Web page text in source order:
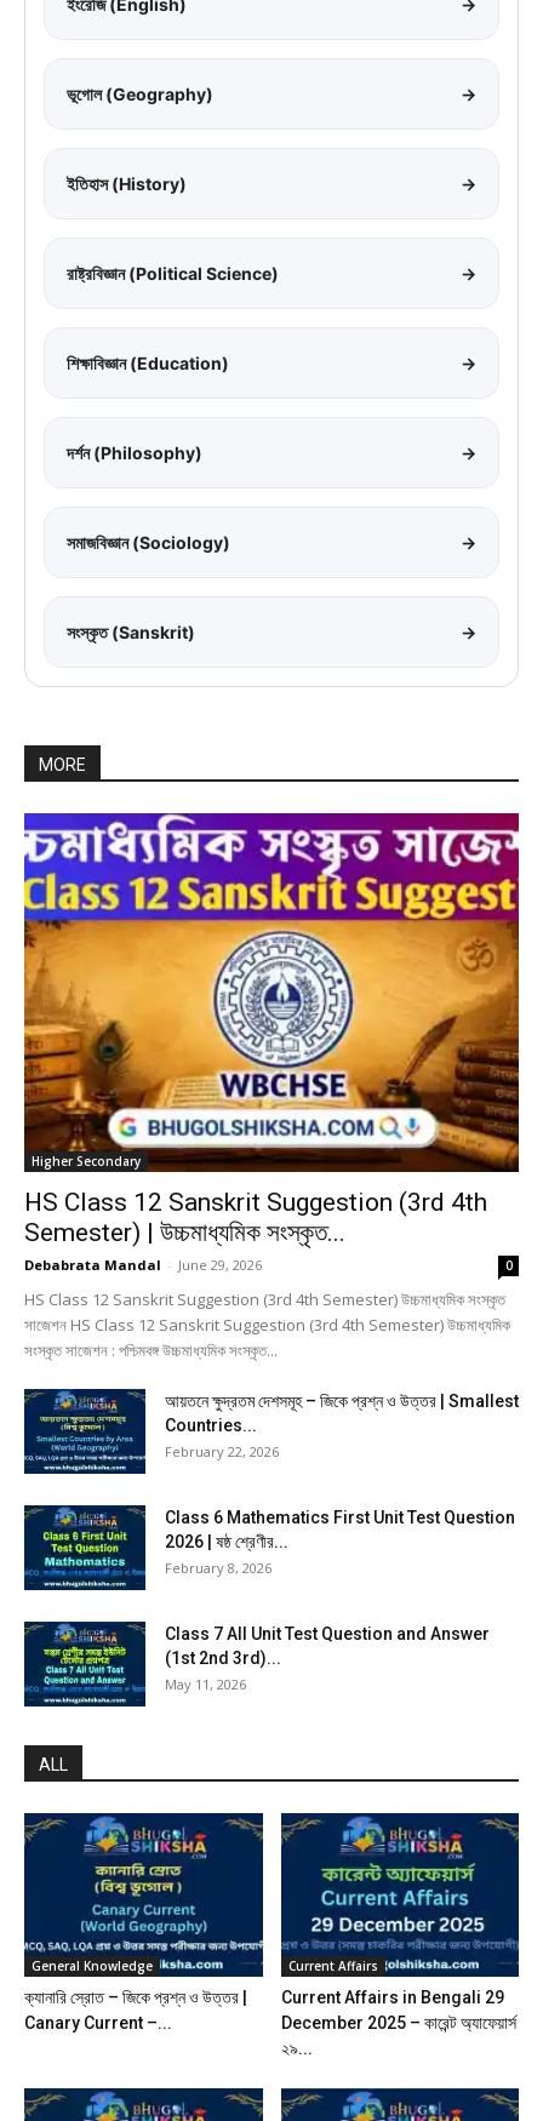
ভূগোল (Geography) →
ইতিহাস (History) →
রাষ্ট্রবিজ্ঞান (Political Science) →
শিক্ষাবিজ্ঞান (Education) →
দর্শন (Philosophy) →
সমাজবিজ্ঞান (Sociology) →
সংস্কৃত (Sanskrit) →
MORE
Higher Secondary
HS Class 12 Sanskrit Suggestion (3rd 4th
Semester) | উচ্চমাধ্যমিক সংস্কৃত...
Debabrata Mandal - June 29, 2026 0
HS Class 12 Sanskrit Suggestion (3rd 4th Semester) উচ্চমাধ্যমিক সংস্কৃত
সাজেশন HS Class 12 Sanskrit Suggestion (3rd 4th Semester) উচ্চমাধ্যমিক
সংস্কৃত সাজেশন : পশ্চিমবঙ্গ উচ্চমাধ্যমিক সংস্কৃত...
আয়তনে ক্ষুদ্রতম দেশসমূহ – জিকে প্রশ্ন ও উত্তর | Smallest
Countries...
February 22, 2026
Class 6 Mathematics First Unit Test Question
2026 | ষষ্ঠ শ্রেণীর...
February 8, 2026
Class 7 All Unit Test Question and Answer
(1st 2nd 3rd)...
May 11, 2026
ALL
General Knowledge
ক্যানারি স্রোত – জিকে প্রশ্ন ও উত্তর |
Canary Current –...
Current Affairs
Current Affairs in Bengali 29
December 2025 – কারেন্ট অ্যাফেয়ার্স
২৯...